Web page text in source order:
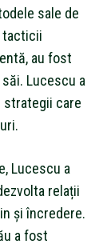
sale de
tacticii
au fost
Lucescu a
strategii care
Lucescu a
relații
și încredere.
a fost